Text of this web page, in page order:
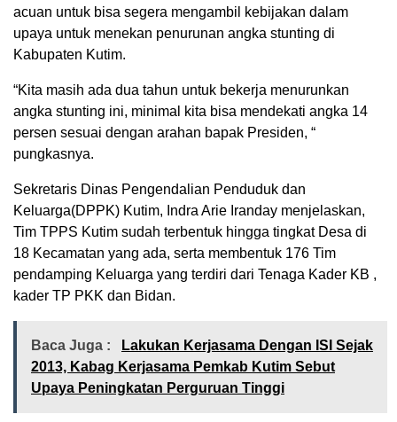
acuan untuk bisa segera mengambil kebijakan dalam
upaya untuk menekan penurunan angka stunting di
Kabupaten Kutim.
“Kita masih ada dua tahun untuk bekerja menurunkan
angka stunting ini, minimal kita bisa mendekati angka 14
persen sesuai dengan arahan bapak Presiden, “
pungkasnya.
Sekretaris Dinas Pengendalian Penduduk dan
Keluarga(DPPK) Kutim, Indra Arie Iranday menjelaskan,
Tim TPPS Kutim sudah terbentuk hingga tingkat Desa di
18 Kecamatan yang ada, serta membentuk 176 Tim
pendamping Keluarga yang terdiri dari Tenaga Kader KB ,
kader TP PKK dan Bidan.
Baca Juga :
Lakukan Kerjasama Dengan ISI Sejak
2013, Kabag Kerjasama Pemkab Kutim Sebut
Upaya Peningkatan Perguruan Tinggi